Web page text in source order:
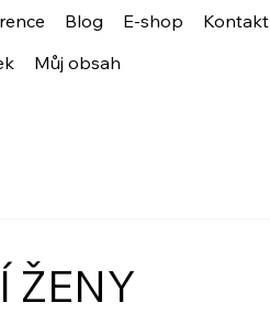
Blog E-shop
Kontakt
Můj obsah
ŽENY